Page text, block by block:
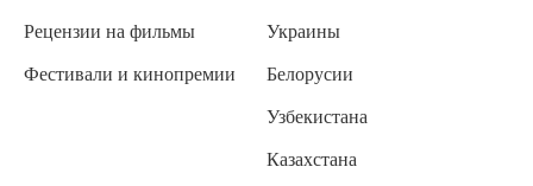
Рецензии на фильмы
Фестивали и кинопремии
Украины
Белорусии
Узбекистана
Казахстана